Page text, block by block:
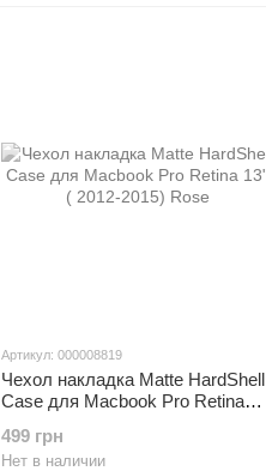
Артикул: 000008819
Чехол накладка Matte HardShell
Case для Macbook Pro Retina
499 грн
Нет в наличии